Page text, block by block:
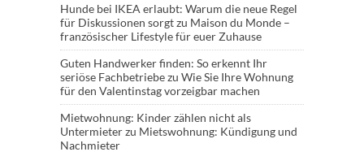
Hunde bei IKEA erlaubt: Warum die neue Regel
für Diskussionen sorgtzu Maison du Monde –
französischer Lifestyle für euer Zuhause
Guten Handwerker finden: So erkennt Ihr
seriöse Fachbetriebezu Wie Sie Ihre Wohnung
für den Valentinstag vorzeigbar machen
Mietwohnung: Kinder zählen nicht als
Untermieterzu Mietswohnung: Kündigung und
Nachmieter